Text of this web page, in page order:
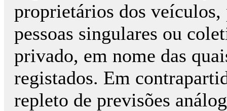
proprietários dos veículos,
pessoas singulares ou
privado, em nome das
registados. Em
repleto de previsões